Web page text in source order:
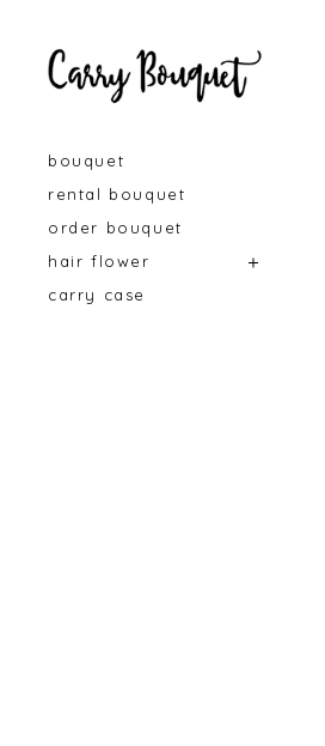
bouquet
rental bouquet
order bouquet
hair flower
carry case